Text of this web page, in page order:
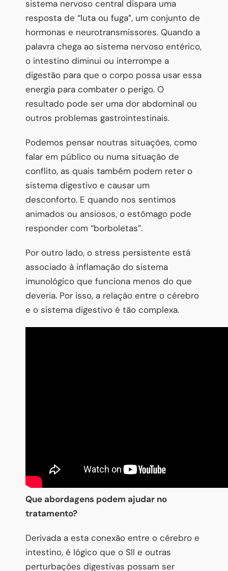
sistema nervoso central dispara uma
resposta de “luta ou fuga”, um conjunto de
hormonas e neurotransmissores. Quando a
palavra chega ao sistema nervoso entérico,
o intestino diminui ou interrompe a
digestão para que o corpo possa usar essa
energia para combater o perigo. O
resultado pode ser uma dor abdominal ou
outros problemas gastrointestinais.
Podemos pensar noutras situações, como
falar em público ou numa situação de
conflito, as quais também podem reter o
sistema digestivo e causar um
desconforto. E quando nos sentimos
animados ou ansiosos, o estômago pode
responder com “borboletas”.
Por outro lado, o stress persistente está
associado à inflamação do sistema
imunológico que funciona menos do que
deveria. Por isso, a relação entre o cérebro
e o sistema digestivo é tão complexa.
Que abordagens podem ajudar no
tratamento?
Derivada a esta conexão entre o cérebro e
intestino, é lógico que o SII e outras
perturbações digestivas possam ser